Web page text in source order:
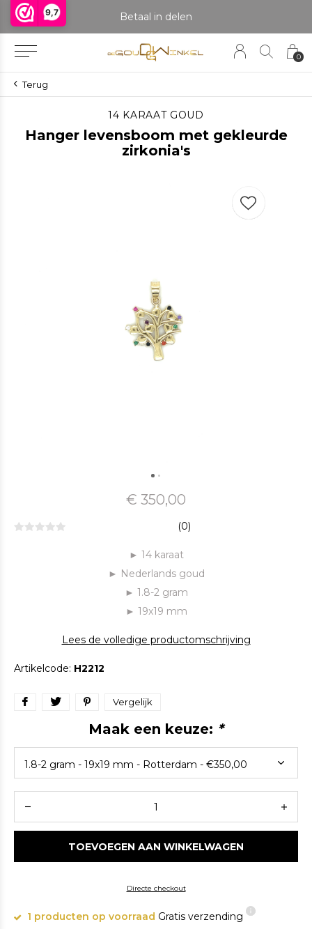
9,7
0
Betaal in delen
Terug
14 KARAAT GOUD
Hanger levensboom met gekleurde
zirkonia's
€ 350,00
(0)
► 14 karaat
► Nederlands goud
► 1.8-2 gram
► 19x19 mm
Lees de volledige productomschrijving
Artikelcode: H2212
Vergelijk
Maak een keuze: *
TOEVOEGEN AAN WINKELWAGEN
Directe checkout
1 producten op voorraad Gratis verzending